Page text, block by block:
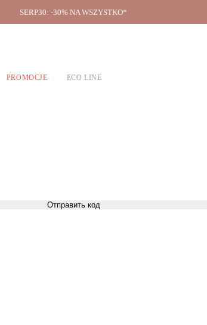
SERP30: -30% NA WSZYSTKO*
PROMOCJE ECO LINE
Отправить код